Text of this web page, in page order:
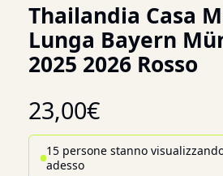
Thailandia Casa
Lunga Bayern
2025 2026 Rosso
23,00€
15 persone stanno
adesso